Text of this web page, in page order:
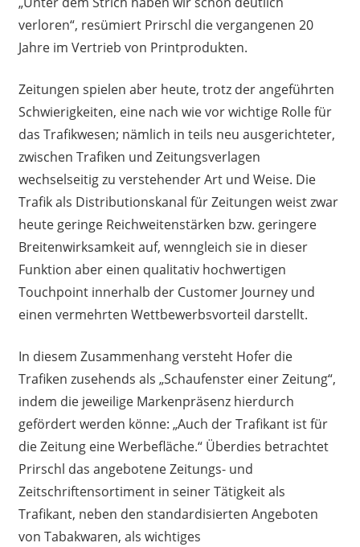
verloren“, resümiert Prirschl die vergangenen 20
Jahre im Vertrieb von Printprodukten.
Zeitungen spielen aber heute, trotz der angeführten
Schwierigkeiten, eine nach wie vor wichtige Rolle für
das Trafikwesen; nämlich in teils neu ausgerichteter,
zwischen Trafiken und Zeitungsverlagen
wechselseitig zu verstehender Art und Weise. Die
Trafik als Distributionskanal für Zeitungen weist zwar
heute geringe Reichweitenstärken bzw. geringere
Breitenwirksamkeit auf, wenngleich sie in dieser
Funktion aber einen qualitativ hochwertigen
Touchpoint innerhalb der Customer Journey und
einen vermehrten Wettbewerbsvorteil darstellt.
In diesem Zusammenhang versteht Hofer die
Trafiken zusehends als „Schaufenster einer Zeitung“,
indem die jeweilige Markenpräsenz hierdurch
gefördert werden könne: „Auch der Trafikant ist für
die Zeitung eine Werbefläche.“ Überdies betrachtet
Prirschl das angebotene Zeitungs- und
Zeitschriftensortiment in seiner Tätigkeit als
Trafikant, neben den standardisierten Angeboten
von Tabakwaren, als wichtiges